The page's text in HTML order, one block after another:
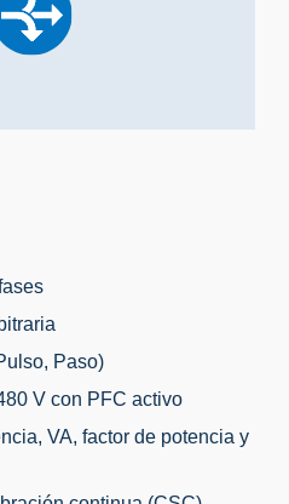
Paso)
V con PFC activo
VA, factor de potencia y